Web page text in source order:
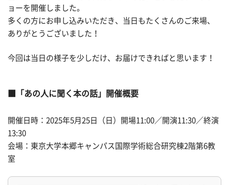
ョーを開催しました。
多くの方にお申し込みいただき、当日もたくさんのご来場、
ありがとうございました！
今回は当日の様子を少しだけ、お届けできればと思います！
「あの人に聞く本の話」開催概要
開催日時：2025年5月25日（日）開場11:00／開演11:30／終演
13:30
会場：東京大学本郷キャンパス国際学術総合研究棟2階第6教
室